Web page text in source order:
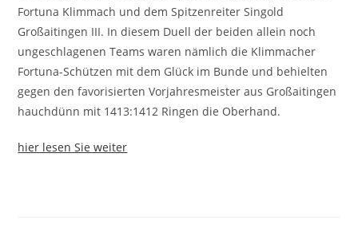
Fortuna Klimmach und dem Spitzenreiter Singold
Großaitingen III. In diesem Duell der beiden allein noch
ungeschlagenen Teams waren nämlich die Klimmacher
Fortuna-Schützen mit dem Glück im Bunde und behielten
gegen den favorisierten Vorjahresmeister aus Großaitingen
hauchdünn mit 1413:1412 Ringen die Oberhand.
hier lesen Sie weiter